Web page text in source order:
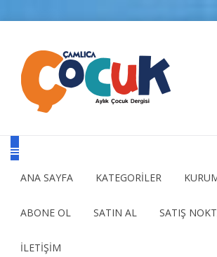
ANA SAYFA KATEGORİLER
ABONE OL SATIN AL SATIŞ
İLETİŞİM